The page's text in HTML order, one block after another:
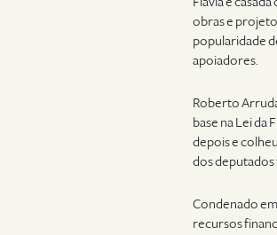
obras e
popularidade
apoiadores.
Roberto
base na Lei da
depois e
dos deputados
Condenado
recursos